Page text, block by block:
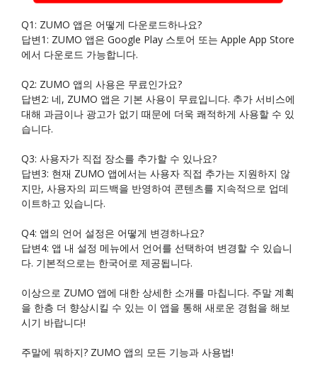
Q1: ZUMO 앱은 어떻게 다운로드하나요?
답변1: ZUMO 앱은 Google Play 스토어 또는 Apple App Store
에서 다운로드 가능합니다.
Q2: ZUMO 앱의 사용은 무료인가요?
답변2: 네, ZUMO 앱은 기본 사용이 무료입니다. 추가 서비스에
대해 과금이나 광고가 없기 때문에 더욱 쾌적하게 사용할 수 있
습니다.
Q3: 사용자가 직접 장소를 추가할 수 있나요?
답변3: 현재 ZUMO 앱에서는 사용자 직접 추가는 지원하지 않
지만, 사용자의 피드백을 반영하여 콘텐츠를 지속적으로 업데
이트하고 있습니다.
Q4: 앱의 언어 설정은 어떻게 변경하나요?
답변4: 앱 내 설정 메뉴에서 언어를 선택하여 변경할 수 있습니
다. 기본적으로는 한국어로 제공됩니다.
이상으로 ZUMO 앱에 대한 상세한 소개를 마칩니다. 주말 계획
을 한층 더 향상시킬 수 있는 이 앱을 통해 새로운 경험을 해보
시기 바랍니다!
주말에 뭐하지? ZUMO 앱의 모든 기능과 사용법!